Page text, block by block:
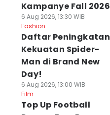
Kampanye Fall 2026
6 Aug 2026, 13:30 WIB
Fashion
Daftar Peningkatan
Kekuatan Spider-
Man di Brand New
Day!
6 Aug 2026, 13:00 WIB
Film
Top Up Football